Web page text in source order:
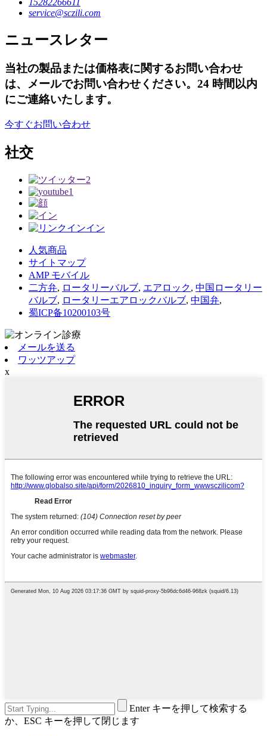
service@sczili.com
ニュースレター
当社の製品または価格表に関するお問い合わせ
は、メールでお問い合わせください。24 時間以内
にご連絡いたします。
今すぐお問い合わせ
社交
人気商品
サイトマップ
AMP モバイル
二方弁, ロータリーバルブ, エアロック, 中国ロータリー
バルブ, ロータリーエアロックバルブ, 中国弁,
蜀ICP备10200103号
メールを送る
ワッツアップ
x
Enter キーを押して検索する
か、ESC キーを押して閉じます